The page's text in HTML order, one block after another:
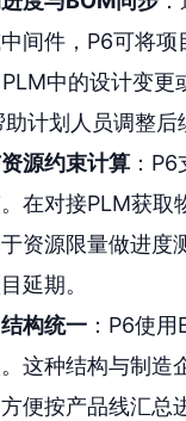
间件，P6可将项
中的设计变更
计划人员调整后
源约束计算：P6
在对接PLM获取
资源限量做进度
延期。
构统一：P6使用
这种结构与制造
便按产品线汇总